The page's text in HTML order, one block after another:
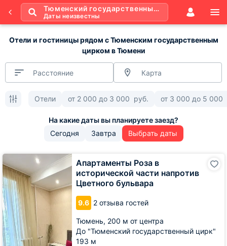
Тюменский государственный цирк
Даты неизвестны
Отели и гостиницы рядом с Тюменским государственным
цирком в Тюмени
Расстояние Карта
Отели от 2 000 до 3 000 руб. от 3 000 до 5 000
Сегодня Завтра Выбрать даты
Апартаменты Роза в
исторической части напротив
Цветного бульвара
9.6 2 отзыва гостей
Тюмень, 200 м от центра
До "Тюменский государственный цирк"
193 м
Апартаменты
Роза
в
исторической
части
напротив
Цветного
бульвара